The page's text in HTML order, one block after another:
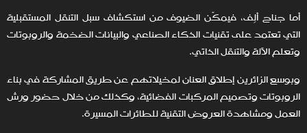
أما جناح ألِف، فيمكّن الضيوف من استكشاف سبل التنقل المستقبلية
التي تعتمد على تقنيات الذكاء الصناعي والبيانات الضخمة والروبوتات
وتعلم الآلة والتنقل الذاتي.
وبوسع الزائرين إطلاق العنان لمخيلاتهم عن طريق المشاركة في بناء
الروبوتات وتصميم المركبات الفضائية، وكذلك من خلال حضور ورش
العمل ومشاهدة العروض التقنية للطائرات المسيرة.